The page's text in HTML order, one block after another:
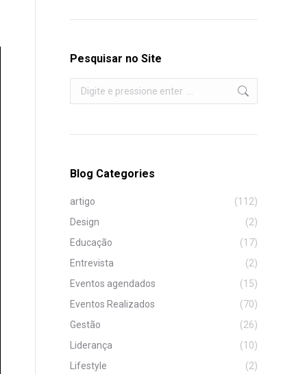
Pesquisar no Site
Search:
Blog Categories
artigo
(112)
Design
(2)
Educação
(17)
Entrevista
(2)
Eventos agendados
(15)
Eventos Realizados
(70)
Gestão
(26)
Liderança
(10)
Lifestyle
(2)